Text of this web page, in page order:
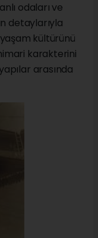
odaları ve
detaylarıyla
kültürünü
karakterini
arasında